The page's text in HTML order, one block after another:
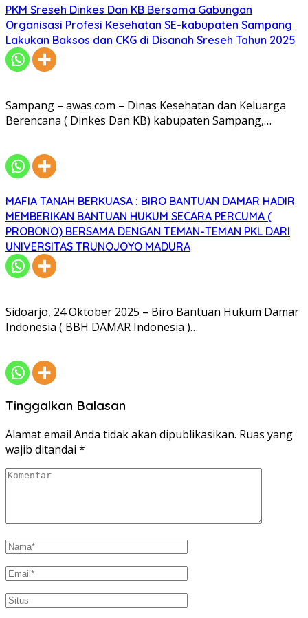
PKM Sreseh Dinkes Dan KB Bersama Gabungan
Organisasi Profesi Kesehatan SE-kabupaten Sampang
Lakukan Baksos dan CKG di Disanah Sreseh Tahun 2025
Sampang – awas.com – Dinas Kesehatan dan Keluarga
Berencana ( Dinkes Dan KB) kabupaten Sampang,…
MAFIA TANAH BERKUASA : BIRO BANTUAN DAMAR HADIR
MEMBERIKAN BANTUAN HUKUM SECARA PERCUMA (
PROBONO) BERSAMA DENGAN TEMAN-TEMAN PKL DARI
UNIVERSITAS TRUNOJOYO MADURA
Sidoarjo, 24 Oktober 2025­ – Biro Bantuan Hukum Damar
Indonesia ( BBH DAMAR Indonesia )…
Tinggalkan Balasan
Alamat email Anda tidak akan dipublikasikan. Ruas yang
wajib ditandai *